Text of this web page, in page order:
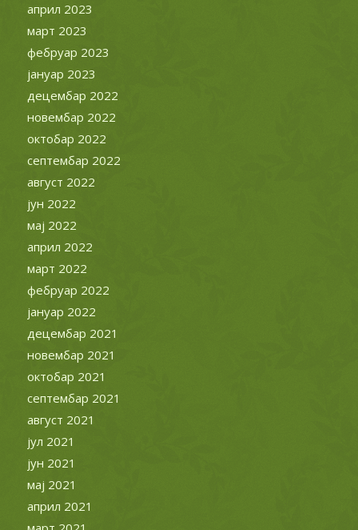
април 2023
март 2023
фебруар 2023
јануар 2023
децембар 2022
новембар 2022
октобар 2022
септембар 2022
август 2022
јун 2022
мај 2022
април 2022
март 2022
фебруар 2022
јануар 2022
децембар 2021
новембар 2021
октобар 2021
септембар 2021
август 2021
јул 2021
јун 2021
мај 2021
април 2021